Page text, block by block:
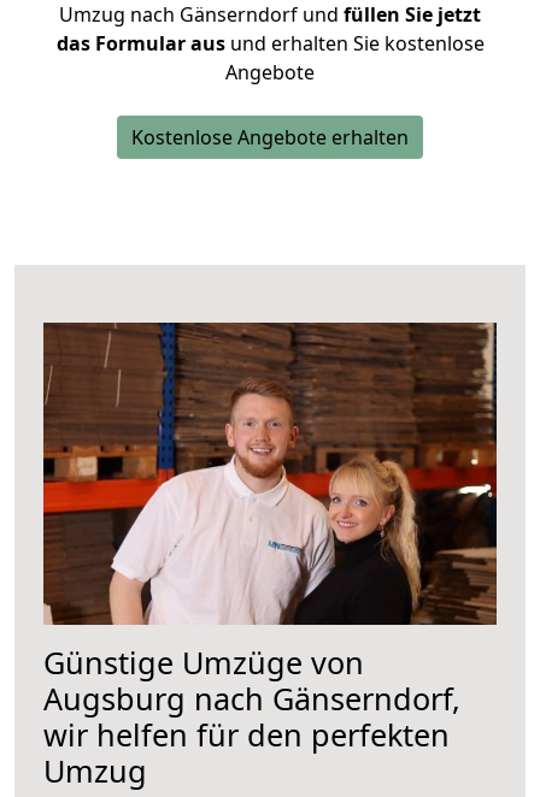
Umzug nach Gänserndorf und füllen Sie jetzt
das Formular ausund erhalten Sie kostenlose
Angebote
Kostenlose Angebote erhalten
Günstige Umzüge von
Augsburg nach Gänserndorf,
wir helfen für den perfekten
Umzug